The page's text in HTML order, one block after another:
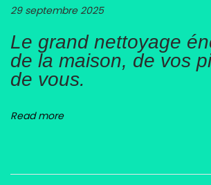
29 septembre 2025
Le grand nettoyage
de la maison, de vos
de vous.
Read more